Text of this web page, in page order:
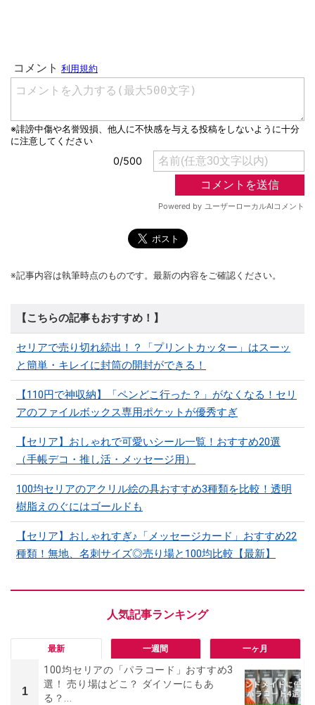
※記事内容は執筆時点のものです。最新の内容をご確認ください。
【こちらの記事もおすすめ！】
セリアで売り切れ続出！？「プリントカッター」はスーッ
と簡単・キレイに封筒の開封ができる！
【110円で神収納】「ペンどこ行った？」がなくなる！セリ
アのファイルボックス専用ポケットが優秀すぎ
【セリア】おしゃれで可愛いシール一覧！おすすめ20選
（手帳デコ・推し活・メッセージ用）
100均セリアのアクリル絵の具おすすめ3種類を比較！透明
樹脂えのぐにはゴールドも
【セリア】おしゃれすぎ♪「メッセージカード」おすすめ22
種類！無地、名刺サイズ◎売り場と100均比較【最新】
最新 一週間 一ヶ月
1
100均セリアの「パラコード」おすすめ3
選！ 売り場はどこ？ ダイソーにもあ
る？...